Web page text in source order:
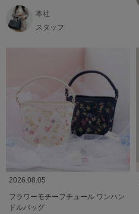
本社
スタッフ
2026.08.05
フラワーモチーフチュール ワンハン
ドルバッグ